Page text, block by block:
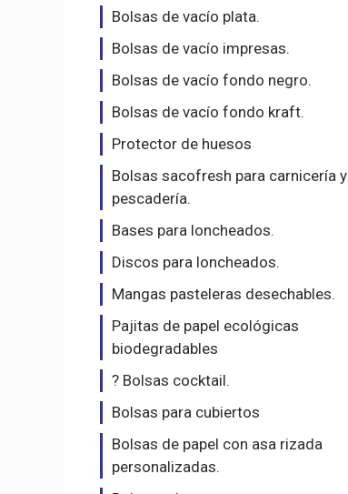
Bolsas de vacío plata.
Bolsas de vacío impresas.
Bolsas de vacío fondo negro.
Bolsas de vacío fondo kraft.
Protector de huesos
Bolsas sacofresh para carnicería y
pescadería.
Bases para loncheados.
Discos para loncheados.
Mangas pasteleras desechables.
Pajitas de papel ecológicas
biodegradables
? Bolsas cocktail.
Bolsas para cubiertos
Bolsas de papel con asa rizada
personalizadas.